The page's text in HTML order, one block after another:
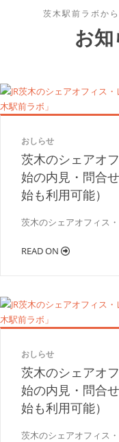
茨木駅前ラボか
お
おしらせ
茨木のシェアオ
始の内見・問合
始も利用可能）
茨木のシェアオフィス
READ ON
おしらせ
茨木のシェアオ
始の内見・問合
始も利用可能）
茨木のシェアオフィス